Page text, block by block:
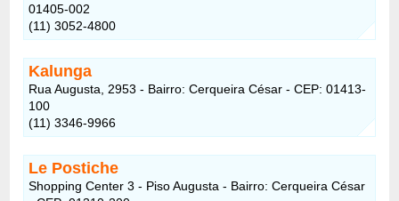
01405-002
(11) 3052-4800
Kalunga
Rua Augusta, 2953 - Bairro: Cerqueira César - CEP: 01413-
100
(11) 3346-9966
Le Postiche
Shopping Center 3 - Piso Augusta - Bairro: Cerqueira César